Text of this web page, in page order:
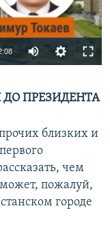
Auto
360p
1080p
ПРЕЗИДЕНТА
близких и
чем
пожалуй,
городе